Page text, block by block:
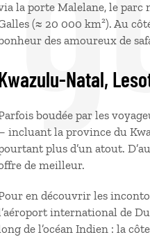
la porte Malelane, le parc
(≈ 20 000 km²). Au
des amoureux de
Natal,
boudée par les
incluant la province du
plus d’un atout.
de meilleur.
en découvrir les
international de
de l’océan Indien : la